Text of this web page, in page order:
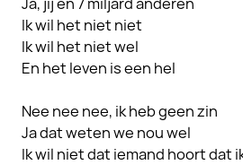
Ik wil het niet niet
Ik wil het niet wel
En het leven is een hel
Nee nee nee, ik heb geen zin
Ja dat weten we nou wel
Ik wil niet dat iemand hoort dat